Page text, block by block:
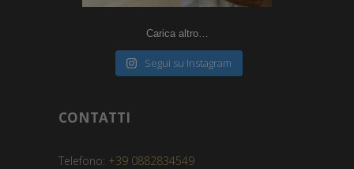
Carica altro…
Segui su Instagram
CONTATTI
Telefono: +39 0882834549